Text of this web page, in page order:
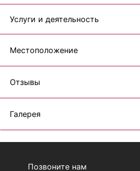
Услуги и деятельность
Местоположение
Отзывы
Галерея
Позвоните нам